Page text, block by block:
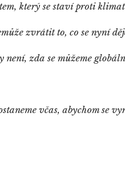
který se staví proti
zvrátit to, co se nyní
není, zda se můžeme
včas, abychom se